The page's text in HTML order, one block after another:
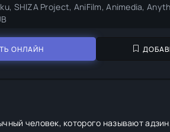
SHIZA Project, AniFilm, Animedia,
ОНЛАЙН
человек, которого называют